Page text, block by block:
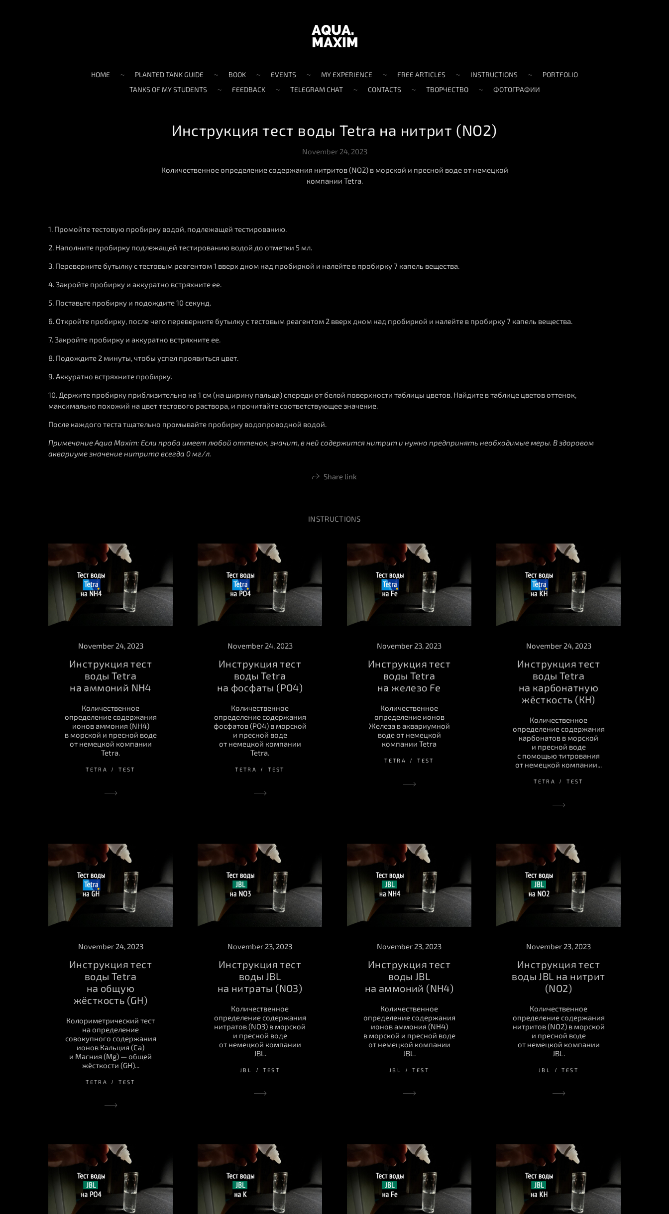
HOME PLANTED TANK GUIDE BOOK EVENTS MY EXPERIENCE FREE ARTICLES INSTRUCTIONS
PORTFOLIO
TANKS OF MY STUDENTS
FEEDBACK TELEGRAM CHAT CONTACTS ТВОРЧЕСТВО ФОТОГРАФИИ
Инструкция тест воды Tetra на нитрит (NO2)
November 24, 2023
Количественное определение содержания нитритов (NO2) в морской и пресной воде от немецкой
компании Tetra.
1. Промойте тестовую пробирку водой, подлежащей тестированию.
2. Наполните пробирку подлежащей тестированию водой до отметки 5 мл.
3. Переверните бутылку с тестовым реагентом 1 вверх дном над пробиркой и налейте в пробирку 7 капель вещества.
4. Закройте пробирку и аккуратно встряхните ее.
5. Поставьте пробирку и подождите 10 секунд.
6. Откройте пробирку, после чего переверните бутылку с тестовым реагентом 2 вверх дном над пробиркой и налейте в пробирку 7 капель вещества.
7. Закройте пробирку и аккуратно встряхните ее.
8. Подождите 2 минуты, чтобы успел проявиться цвет.
9. Аккуратно встряхните пробирку.
10. Держите пробирку приблизительно на 1 см (на ширину пальца) спереди от белой поверхности таблицы цветов. Найдите в таблице цветов оттенок,
максимально похожий на цвет тестового раствора, и прочитайте соответствующее значение.
После каждого теста тщательно промывайте пробирку водопроводной водой.
Примечание Aqua Maxim: Если проба имеет любой оттенок, значит, в ней содержится нитрит и нужно предпринять необходимые меры. В здоровом
аквариуме значение нитрита всегда 0 мг/л.
Share link
INSTRUCTIONS
November 24, 2023
Инструкция тест
воды Tetra
на аммоний NH4
Количественное
определение содержания
ионов аммония (NH4)
в морской и пресной воде
от немецкой компании
Tetra.
TETRA TEST
November 24, 2023
Инструкция тест
воды Tetra
на фосфаты (PO4)
Количественное
определение содержания
фосфатов (PO4) в морской
и пресной воде
от немецкой компании
Tetra.
TETRA TEST
November 23, 2023
Инструкция тест
воды Tetra
на железо Fe
Количественное
определение ионов
Железа в аквариумной
воде от немецкой
компании Tetra
TETRA TEST
November 24, 2023
Инструкция тест
воды Tetra
на карбонатную
жёсткость (КН)
Количественное
определение содержания
карбонатов в морской
и пресной воде
с помощью титрования
от немецкой компании...
TETRA TEST
November 24, 2023
Инструкция тест
воды Tetra
на общую
жёсткость (GH)
Колориметрический тест
на определение
совокупного содержания
ионов Кальция (Ca)
и Магния (Mg) — общей
жёсткости (GH)...
TETRA TEST
November 23, 2023
Инструкция тест
воды JBL
на нитраты (NO3)
Количественное
определение содержания
нитратов (NO3) в морской
и пресной воде
от немецкой компании
JBL.
JBL TEST
November 23, 2023
Инструкция тест
воды JBL
на аммоний (NH4)
Количественное
определение содержания
ионов аммония (NH4)
в морской и пресной воде
от немецкой компании
JBL.
JBL TEST
November 23, 2023
Инструкция тест
воды JBL на нитрит
(NO2)
Количественное
определение содержания
нитритов (NO2) в морской
и пресной воде
от немецкой компании
JBL.
JBL TEST